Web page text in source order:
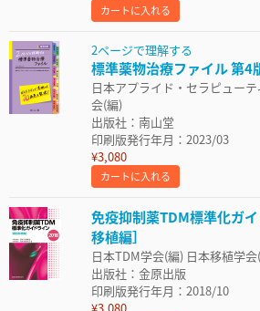
カートに入れる
2ページで理解する
標準薬物治療ファイル 第4
日本アプライド・セラピュー
会(編)
出版社：南山堂
印刷版発行年月：2023/03
¥3,080
カートに入れる
免疫抑制薬TDM標準化ガ
移植編］
日本TDM学会(編) 日本移植学
出版社：金原出版
印刷版発行年月：2018/10